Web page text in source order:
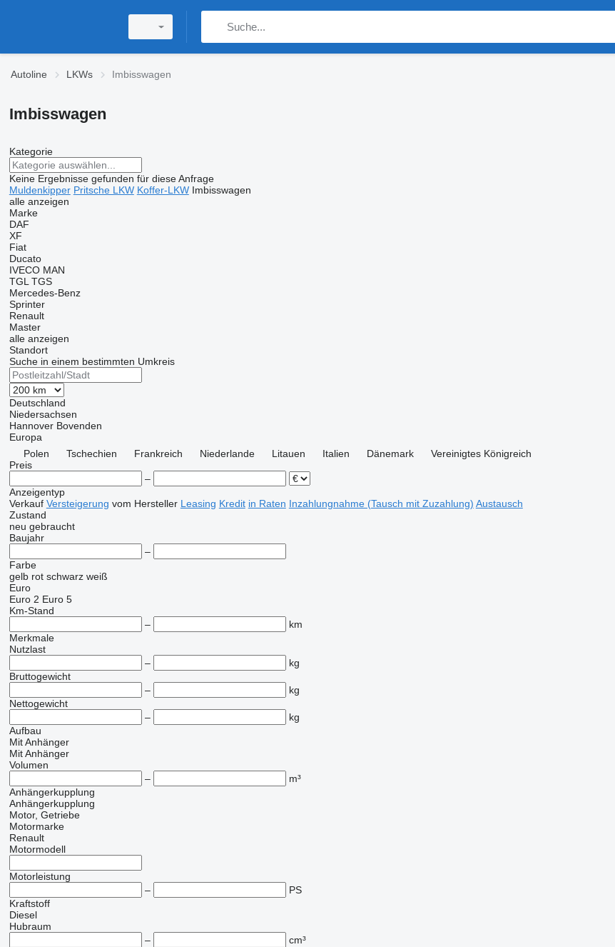
Autoline LKWs Imbisswagen
Imbisswagen
Kategorie
Keine Ergebnisse gefunden für diese Anfrage
Muldenkipper Pritsche LKW Koffer-LKW Imbisswagen
alle anzeigen
Marke
DAF
XF
Fiat
Ducato
IVECO MAN
TGL TGS
Mercedes-Benz
Sprinter
Renault
Master
alle anzeigen
Standort
Suche in einem bestimmten Umkreis
Deutschland
Niedersachsen
Hannover Bovenden
Europa
Polen
Tschechien Frankreich Niederlande Litauen Italien Dänemark
Vereinigtes Königreich
Preis
–
Anzeigentyp
Verkauf Versteigerung vom Hersteller Leasing Kredit in Raten Inzahlungnahme (Tausch mit Zuzahlung) Austausch
Zustand
neu gebraucht
Baujahr
–
Farbe
gelb rot schwarz weiß
Euro
Euro 2 Euro 5
Km-Stand
–
km
Merkmale
Nutzlast
–
kg
Bruttogewicht
–
kg
Nettogewicht
–
kg
Aufbau
Mit Anhänger
Mit Anhänger
Volumen
–
m³
Anhängerkupplung
Anhängerkupplung
Motor, Getriebe
Motormarke
Renault
Motormodell
Motorleistung
–
PS
Kraftstoff
Diesel
Hubraum
–
cm³